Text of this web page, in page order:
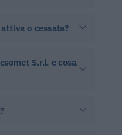
o cessata?
S.r.l. e cosa